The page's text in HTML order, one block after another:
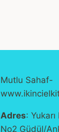
Mutlu Sahaf-
Adres:
No2 Güdül/